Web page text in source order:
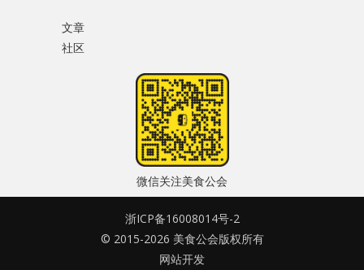
文章
社区
微信关注美食公会
浙ICP备16008014号-2
© 2015-2026 美食公会版权所有
网站开发